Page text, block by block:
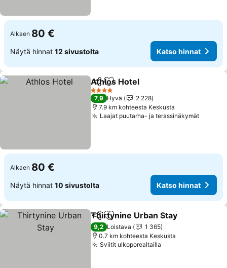
Alkaen 80 €
Näytä hinnat 12 sivustolta Katso hinnat
Jaa Lisää suosikkeihin
Athlos Hotel
4 Tähtiluokitus
7,9 Hyvä
2 228
7.9 km kohteesta Keskusta
Laajat puutarha- ja terassinäkymät
Alkaen 80 €
Näytä hinnat 10 sivustolta Katso hinnat
Jaa Lisää suosikkeihin
Thirtynine Urban Stay
9,2 Loistava
1 365
0.7 km kohteesta Keskusta
Sviitit ulkoporealtailla